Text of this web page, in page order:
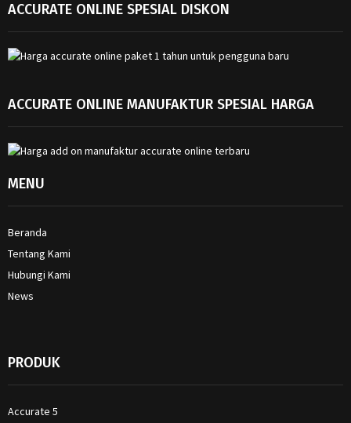
ACCURATE ONLINE SPESIAL DISKON
ACCURATE ONLINE MANUFAKTUR SPESIAL HARGA
MENU
Beranda
Tentang Kami
Hubungi Kami
News
PRODUK
Accurate 5